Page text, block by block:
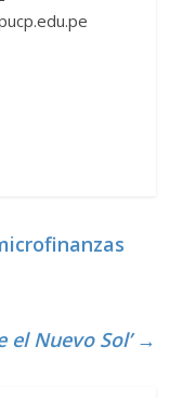
el Nuevo Sol’ →